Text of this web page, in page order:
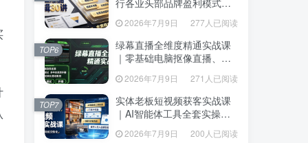
行各业头部品牌盈利模式，
吃透爆品打造、低成本传
播、长效变现全套商业思维
课
2026年7月9日 277人已阅读
绿幕直播全维度精通实战课
｜零基础电脑抠像直播、
OBS高阶调试、多平台高清
开播、直播间视觉美化落地
教程
2026年7月9日 271人已阅读
TOP6
实体老板短视频获客实战课
｜AI智能体工具全套实操、
门店IP打造、爆款变现选
2026年7月9日 200人已阅读
TOP7
行各业头部品牌盈利模式，
吃透爆品打造、低成本传
播、长效变现全套商业思维
课
2026年7月9日 277人已阅读
绿幕直播全维度精通实战课
｜零基础电脑抠像直播、
开播、直播间视觉美化落地
教程
2026年7月9日 271人已阅读
TOP6
实体老板短视频获客实战课
｜AI智能体工具全套实操、
题、数字人无人出镜引流完
2026年7月9日 200人已阅读
TOP7